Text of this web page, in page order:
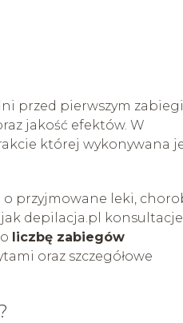
przed pierwszym
jakość efektów. W
której wykonywana
o przyjmowane leki,
depilacja.pl konsultacje
liczbę zabiegów
oraz szczegółowe